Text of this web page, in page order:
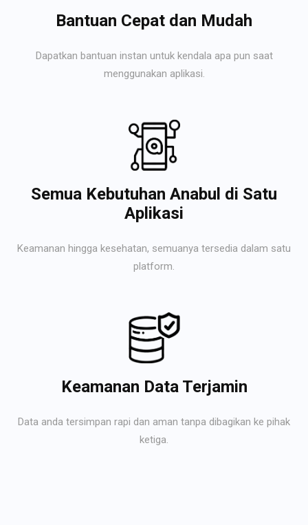
Bantuan Cepat dan Mudah
Dapatkan bantuan instan untuk kendala apa pun saat
menggunakan aplikasi.
Semua Kebutuhan Anabul di Satu
Aplikasi
Keamanan hingga kesehatan, semuanya tersedia dalam satu
platform.
Keamanan Data Terjamin
Data anda tersimpan rapi dan aman tanpa dibagikan ke pihak
ketiga.